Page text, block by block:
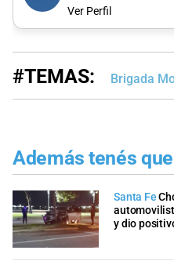
Ver Perfil
#TEMAS: Brigada
Además tenés
Santa Fe
y dio